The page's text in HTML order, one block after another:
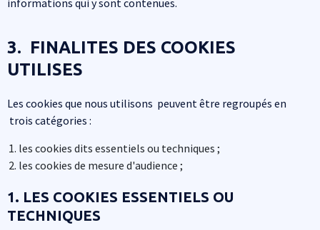
informations qui y sont contenues.
3. FINALITES DES COOKIES
UTILISES
Les cookies que nous utilisons peuvent être regroupés en
trois catégories :
les cookies dits essentiels ou techniques ;
les cookies de mesure d'audience ;
1. LES COOKIES ESSENTIELS OU
TECHNIQUES